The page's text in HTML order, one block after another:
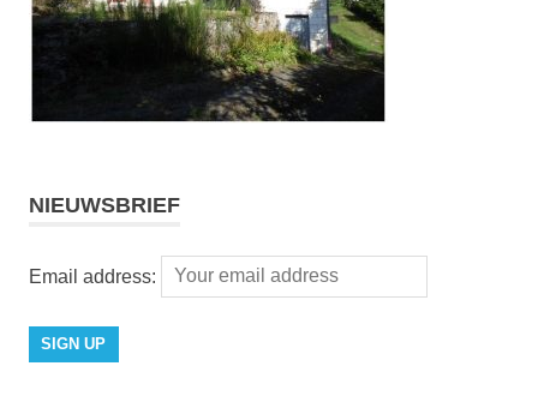
NIEUWSBRIEF
Email address: